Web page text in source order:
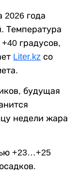
2026 года
Температура
градусов,
Liter.kz со
будущая
недели жара
+23…+25